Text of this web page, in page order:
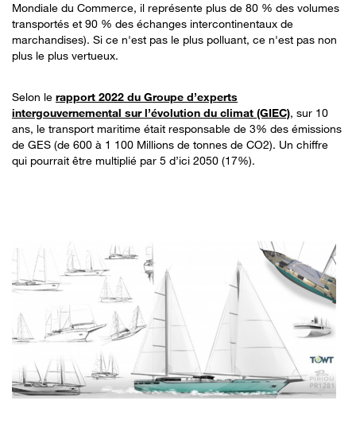
Mondiale du Commerce, il représente plus de 80 % des volumes
transportés et 90 % des échanges intercontinentaux de
marchandises). Si ce n'est pas le plus polluant, ce n'est pas non
plus le plus vertueux.
Selon le rapport 2022 du Groupe d’experts
intergouvernemental sur l’évolution du climat (GIEC), sur 10
ans, le transport maritime était responsable de 3% des émissions
de GES (de 600 à 1 100 Millions de tonnes de CO2). Un chiffre
qui pourrait être multiplié par 5 d’ici 2050 (17%).